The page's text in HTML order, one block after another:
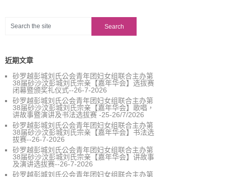
近期文章
砂罗越彭城刘氏公会青年团妇女组联合主办第
38届砂沙汶彭城刘氏宗亲【嘉年华会】选拔赛
闭幕暨颁奖礼仪式--26-7-2026
砂罗越彭城刘氏公会青年团妇女组联合主办第
38届砂沙汶彭城刘氏宗亲【嘉年华会】歌唱，
讲故事暨演讲及书法选拔赛 -25-26/7/2026
砂罗越彭城刘氏公会青年团妇女组联合主办第
38届砂沙汶彭城刘氏宗亲【嘉年华会】书法选
拔赛--26-7-2026
砂罗越彭城刘氏公会青年团妇女组联合主办第
38届砂沙汶彭城刘氏宗亲【嘉年华会】讲故事
及演讲选拔赛--26-7-2026
砂罗越彭城刘氏公会青年团妇女组联合主办第